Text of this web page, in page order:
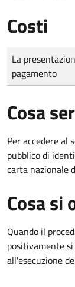
Costi
Tipo di
Importo
La
pagamento
Cosa
Per accedere al
pubblico di
carta nazionale
Cosa si
Quando il
positivamente
all'esecuzione